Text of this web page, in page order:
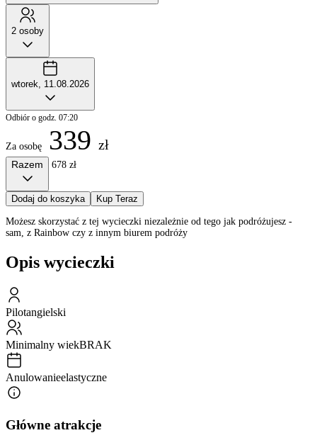
2 osoby
wtorek, 11.08.2026
Odbiór o godz. 07:20
Za osobę 339 zł
Razem 678 zł
Dodaj do koszyka Kup Teraz
Możesz skorzystać z tej wycieczki niezależnie od tego jak podróżujesz -
sam, z Rainbow czy z innym biurem podróży
Opis wycieczki
Pilotangielski
Minimalny wiekBRAK
Anulowanieelastyczne
Główne atrakcje